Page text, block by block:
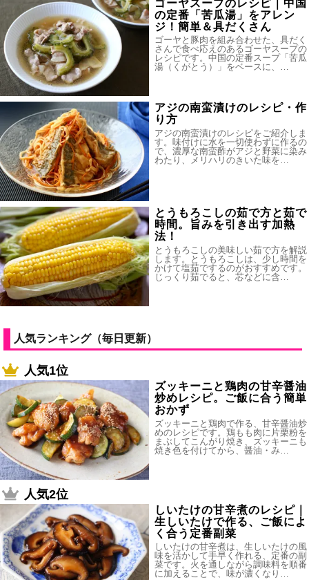
ゴーヤスープのレシピ｜中国
の定番「苦瓜湯」をアレン
ジ！簡単＆具だくさん
ゴーヤと豚肉を組み合わせた、具だく
さんで食べ応えのあるゴーヤスープの
レシピです。中国の定番スープ「苦瓜
湯（くがとう）」をベースに、…
アジの南蛮漬けのレシピ・作
り方
アジの南蛮漬けのレシピをご紹介しま
す。味付けに水を一切使わずに作るの
で、濃厚な南蛮酢がアジと野菜に染み
わたり、メリハリのきいた味を…
とうもろこしの茹で方と茹で
時間。旨みを引き出す加熱
法！
とうもろこしの美味しい茹で方を解説
します。とうもろこしは、少し時間を
かけて塩茹でするのがおすすめです。
じっくり茹でると、芯などに含…
人気ランキング（毎日更新）
人気1位
ズッキーニと鶏肉の甘辛醤油
炒めレシピ。ご飯に合う簡単
おかず
ズッキーニと鶏肉で作る、甘辛醤油炒
めのレシピです。鶏もも肉に片栗粉を
まぶしてこんがり焼き、ズッキーニも
焼き色を付けてから、醤油・み…
人気2位
しいたけの甘辛煮のレシピ｜
生しいたけで作る、ご飯によ
く合う定番副菜
しいたけの甘辛煮は、生しいたけの風
味を活かして手早く作れる、定番の副
菜です。火を通しながら調味料を順番
に加えることで、味が濃くなり…